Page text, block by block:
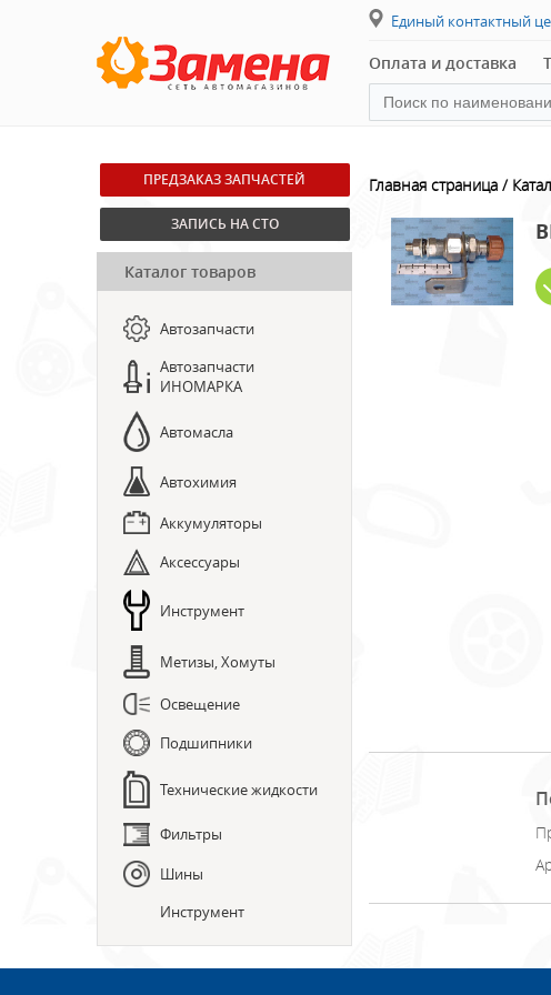
Единый контактный
Оплата и доставка
ПРЕДЗАКАЗ ЗАПЧАСТЕЙ
ЗАПИСЬ НА СТО
Каталог товаров
Автозапчасти
Автозапчасти
ИНОМАРКА
Автомасла
Автохимия
Аккумуляторы
Аксессуары
Инструмент
Метизы, Хомуты
Освещение
Подшипники
Технические жидкости
Фильтры
Шины
Инструмент
Главная страница